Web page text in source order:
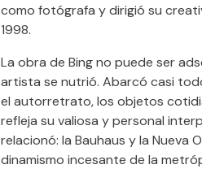
como fotógrafa y dirigió su
1998.
La obra de Bing no puede ser
artista se nutrió. Abarcó casi
el autorretrato, los objetos
refleja su valiosa y personal
relacionó: la Bauhaus y la Nueva
dinamismo incesante de la